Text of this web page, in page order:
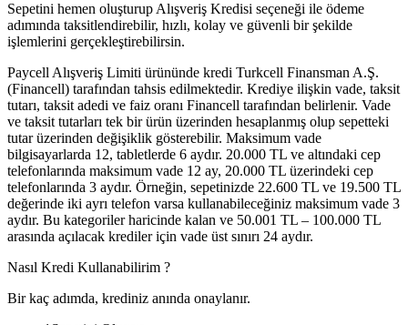
Sepetini hemen oluşturup Alışveriş Kredisi seçeneği ile ödeme
adımında taksitlendirebilir, hızlı, kolay ve güvenli bir şekilde
işlemlerini gerçekleştirebilirsin.
Paycell Alışveriş Limiti ürününde kredi Turkcell Finansman A.Ş.
(Financell) tarafından tahsis edilmektedir. Krediye ilişkin vade, taksit
tutarı, taksit adedi ve faiz oranı Financell tarafından belirlenir. Vade
ve taksit tutarları tek bir ürün üzerinden hesaplanmış olup sepetteki
tutar üzerinden değişiklik gösterebilir. Maksimum vade
bilgisayarlarda 12, tabletlerde 6 aydır. 20.000 TL ve altındaki cep
telefonlarında maksimum vade 12 ay, 20.000 TL üzerindeki cep
telefonlarında 3 aydır. Örneğin, sepetinizde 22.600 TL ve 19.500 TL
değerinde iki ayrı telefon varsa kullanabileceğiniz maksimum vade 3
aydır. Bu kategoriler haricinde kalan ve 50.001 TL – 100.000 TL
arasında açılacak krediler için vade üst sınırı 24 aydır.
Nasıl Kredi Kullanabilirim ?
Bir kaç adımda, krediniz anında onaylanır.